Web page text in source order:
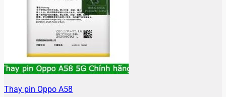
Thay pin Oppo A58